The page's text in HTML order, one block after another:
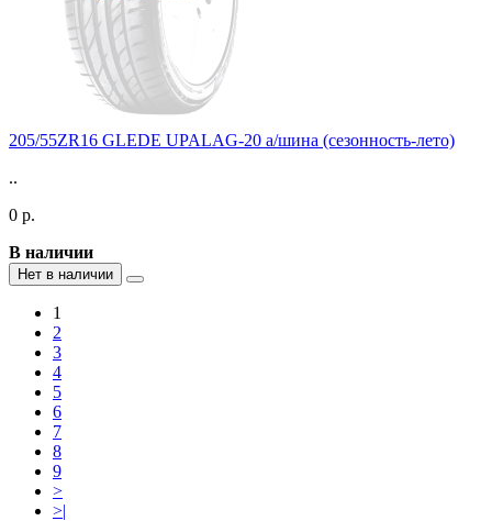
205/55ZR16 GLEDE UPALAG-20 а/шина (сезонность-лето)
..
0 р.
В наличии
Нет в наличии
1
2
3
4
5
6
7
8
9
>
>|